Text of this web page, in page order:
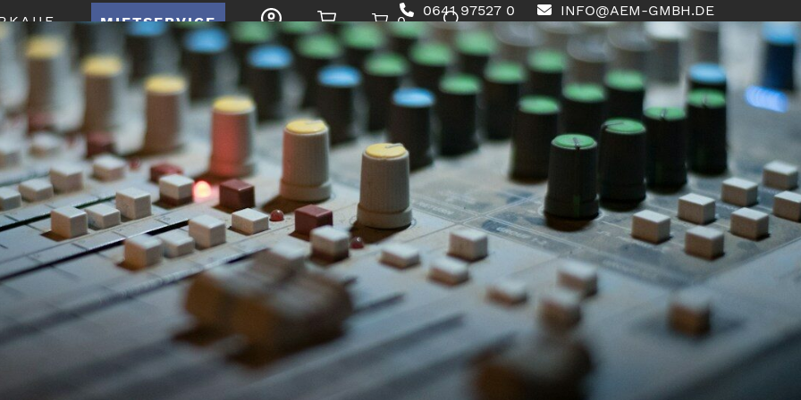
0641 97527 0 INFO@AEM-GMBH.DE
MIETSERVICE 0